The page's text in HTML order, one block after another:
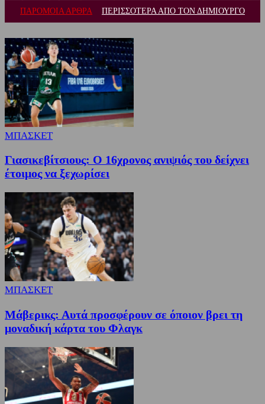
ΠΑΡΟΜΟΙΑ ΑΡΘΡΑ ΠΕΡΙΣΣΟΤΕΡΑ ΑΠΟ ΤΟΝ ΔΗΜΙΟΥΡΓΟ
ΜΠΑΣΚΕΤ
Γιασικεβίτσιους: Ο 16χρονος ανιψιός του δείχνει
έτοιμος να ξεχωρίσει
ΜΠΑΣΚΕΤ
Μάβερικς: Αυτά προσφέρουν σε όποιον βρει τη
μοναδική κάρτα του Φλαγκ